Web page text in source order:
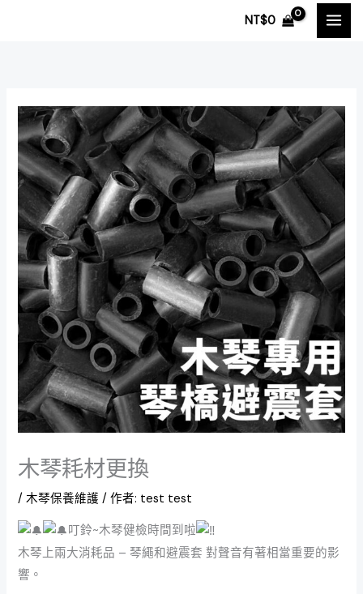
NT$0
木琴耗材更換
/木琴保養維護 / 作者: test test
叮鈴~木琴健檢時間到啦
木琴上兩大消耗品 – 琴繩和避震套 對聲音有著相當重要的影
響。